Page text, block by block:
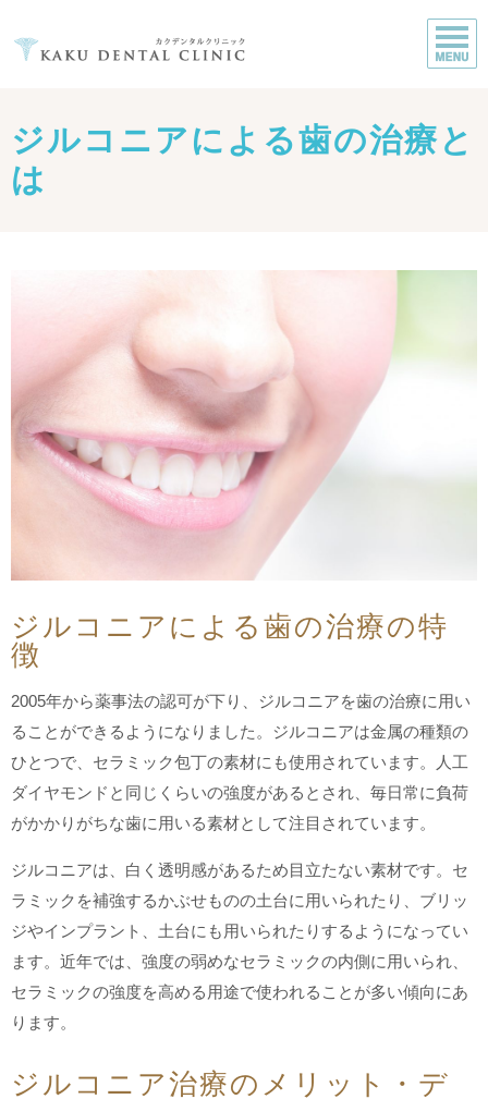
ジルコニアによる歯の治療と
は
ジルコニアによる歯の治療の特
徴
2005年から薬事法の認可が下り、ジルコニアを歯の治療に用い
ることができるようになりました。ジルコニアは金属の種類の
ひとつで、セラミック包丁の素材にも使用されています。人工
ダイヤモンドと同じくらいの強度があるとされ、毎日常に負荷
がかかりがちな歯に用いる素材として注目されています。
ジルコニアは、白く透明感があるため目立たない素材です。セ
ラミックを補強するかぶせものの土台に用いられたり、ブリッ
ジやインプラント、土台にも用いられたりするようになってい
ます。近年では、強度の弱めなセラミックの内側に用いられ、
セラミックの強度を高める用途で使われることが多い傾向にあ
ります。
ジルコニア治療のメリット・デ